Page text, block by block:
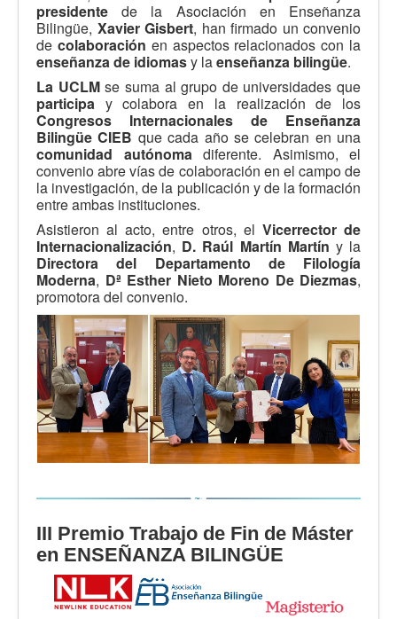
presidente de la Asociación en Enseñanza
Bilingüe, Xavier Gisbert, han firmado un convenio
de colaboración en aspectos relacionados con la
enseñanza de idiomasy laenseñanza bilingüe.
La UCLMse suma al grupo de universidades que
participa y colabora en la realización de los
Congresos Internacionales de Enseñanza
Bilingüe CIEB que cada año se celebran en una
comunidad autónomadiferente. Asimismo, el
convenio abre vías de colaboración en el campo de
la investigación, de la publicación y de la formación
entre ambas instituciones.
Asistieron al acto, entre otros, el Vicerrector de
Internacionalización, D. Raúl Martín Martín y la
Directora del Departamento de Filología
Moderna, Dª Esther Nieto Moreno De Diezmas,
promotora del convenio.
III Premio Trabajo de Fin de Máster
en ENSEÑANZA BILINGÜE